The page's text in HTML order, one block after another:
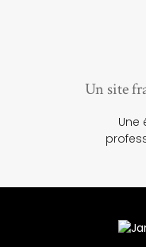
Un site
Une